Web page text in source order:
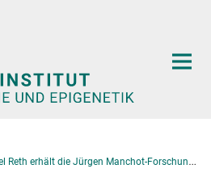
erhält die Jürgen Manchot-Forschungsprofessur 2015